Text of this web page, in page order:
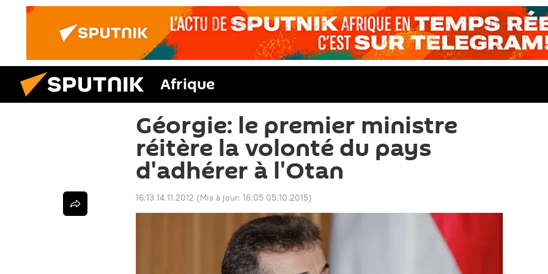
Afrique
Géorgie: le premier ministre
réitère la volonté du pays
d'adhérer à l'Otan
16:13 14.11.2012 (Mis à jour: 16:05 05.10.2015)